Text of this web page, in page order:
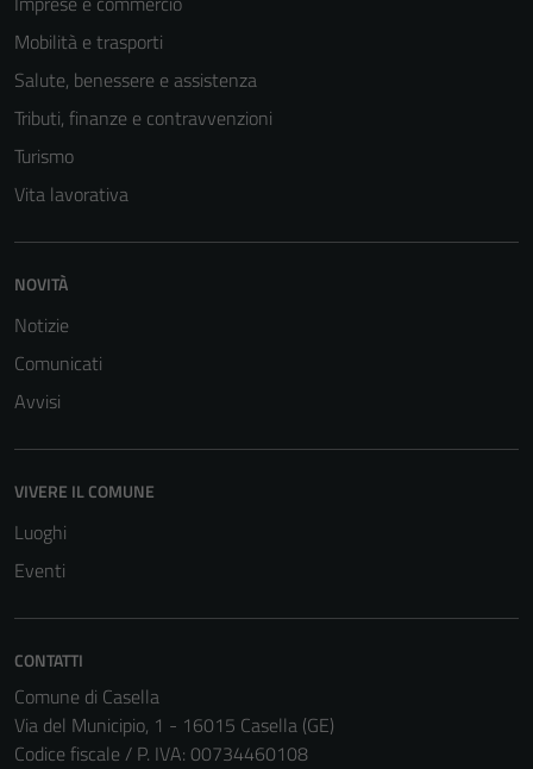
Mobilità e trasporti
Salute, benessere e assistenza
Tributi, finanze e contravvenzioni
Turismo
Vita lavorativa
NOVITÀ
Notizie
Comunicati
Avvisi
VIVERE IL COMUNE
Luoghi
Eventi
CONTATTI
Comune di Casella
Via del Municipio, 1 - 16015 Casella (GE)
Codice fiscale / P. IVA: 00734460108